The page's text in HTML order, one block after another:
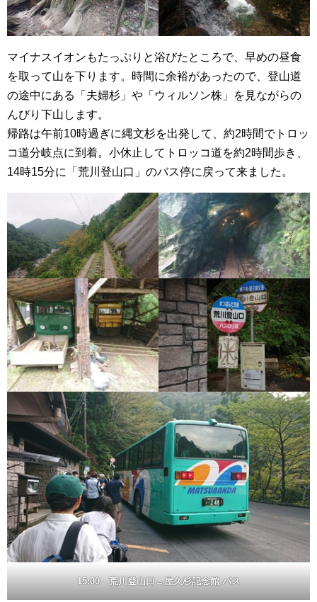
マイナスイオンもたっぷりと浴びたところで、早めの昼食
を取って山を下ります。時間に余裕があったので、登山道
の途中にある「夫婦杉」や「ウィルソン株」を見ながらの
んびり下山します。
帰路は午前10時過ぎに縄文杉を出発して、約2時間でトロッ
コ道分岐点に到着。小休止してトロッコ道を約2時間歩き、
14時15分に「荒川登山口」のバス停に戻って来ました。
15:00 荒川登山口→屋久杉記念館 バス